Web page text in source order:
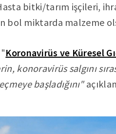
bitki/tarım işçileri,
bol miktarda malzeme
Koronavirüs ve Küresel
konoravirüs salgını
başladığını"